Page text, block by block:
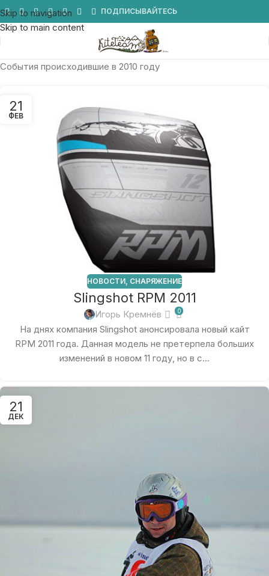
Skip to navigation
Skip to main content
ПОДПИСЫВАЙТЕСЬ
События происходившие в 2010 году
21
ФЕВ
НОВОСТИ, СНАРЯЖЕНИЕ
Slingshot RPM 2011
Игорь Кремнёв 0
На днях компания Slingshot анонсировала новый кайт
RPM 2011 года. Данная модель не претерпела больших
изменений в новом 11 году, но в с...
21
ДЕК